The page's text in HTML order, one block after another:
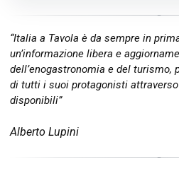
“Italia a Tavola è da sempre in
un’informazione libera e
dell’enogastronomia e del turismo,
di tutti i suoi protagonisti
disponibili”
Alberto Lupini